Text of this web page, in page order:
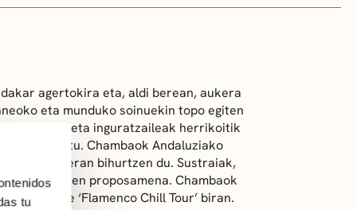
tu
agertokira eta, aldi berean, aukera
eta munduko soinuekin topo egiten
ahots bero eta inguratzaileak herrikoitik
ditu. Chambaok Andaluziako
bilakaeran bihurtzen du. Sustraiak,
dituen proposamena. Chambaok
ditu bere ‘Flamenco Chill Tour’ biran.